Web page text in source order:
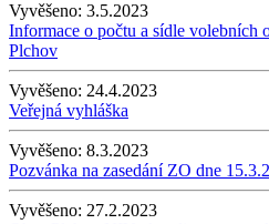
Vyvěšeno: 3.5.2023
Informace o počtu a sídle volebních
Plchov
Vyvěšeno: 24.4.2023
Veřejná vyhláška
Vyvěšeno: 8.3.2023
Pozvánka na zasedání ZO dne
Vyvěšeno: 27.2.2023